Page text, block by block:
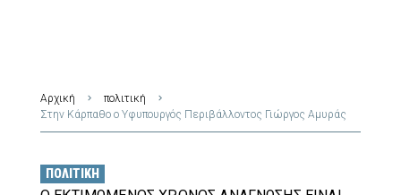
Αρχική
πολιτική
Στην Κάρπαθο ο Υφυπουργός Περιβάλλοντος Γιώργος Αμυράς
ΠΟΛΙΤΙΚΉ